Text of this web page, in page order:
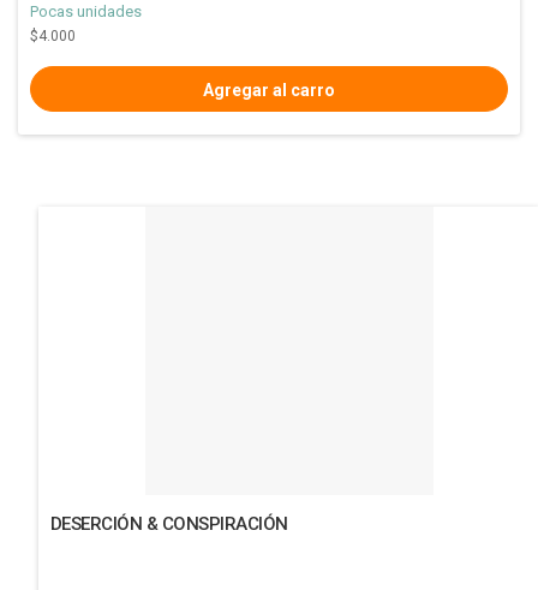
Pocas unidades
$4.000
DESERCIÓN & CONSPIRACIÓN